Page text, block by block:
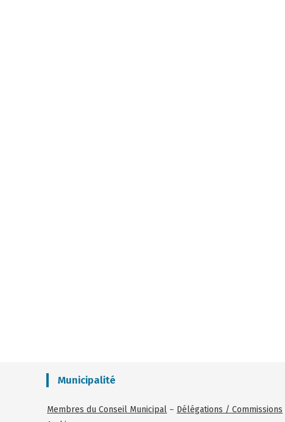
Municipalité
Membres du Conseil Municipal – Délégations / Commissions